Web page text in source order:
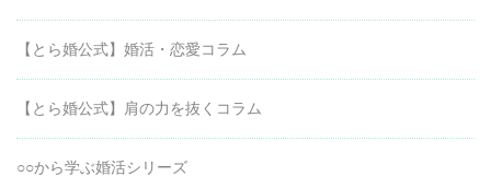
【とら婚公式】婚活・恋愛コラム
【とら婚公式】肩の力を抜くコラム
○○から学ぶ婚活シリーズ